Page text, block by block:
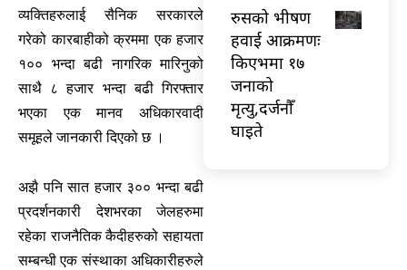
व्यक्तिहरुलाई सैनिक सरकारले
गरेको कारबाहीको क्रममा एक हजार
१०० भन्दा बढी नागरिक मारिनुको
साथै ८ हजार भन्दा बढी गिरफ्तार
भएका एक मानव अधिकारवादी
समूहले जानकारी दिएको छ ।
अझै पनि सात हजार ३०० भन्दा बढी
प्रदर्शनकारी देशभरका जेलहरुमा
रहेका राजनैतिक कैदीहरुको सहायता
सम्बन्धी एक संस्थाका अधिकारीहरुले
रुसको भीषण
हवाई आक्रमणः
किएभमा १७
जनाको
मृत्यु,दर्जनौँ
घाइते